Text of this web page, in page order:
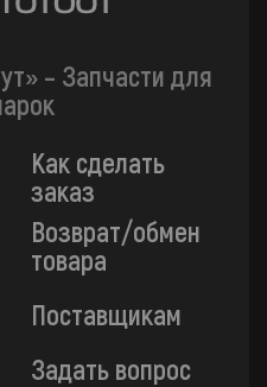
– Запчасти для
Как сделать
заказ
Возврат/обмен
товара
Поставщикам
Задать вопрос